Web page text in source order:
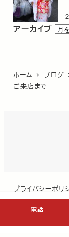
アーカイブ ア
ブ
ホーム ブログ
ご来店まで
プライバシーポリ
Copyright
電話